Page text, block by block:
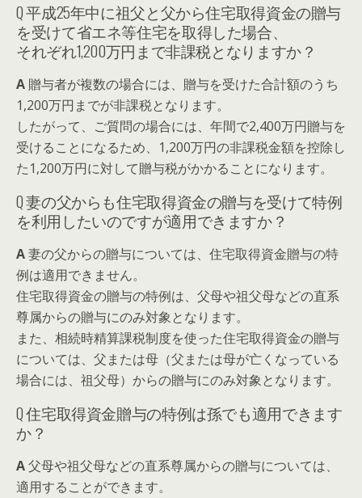
Q平成25年中に祖父と父から住宅取得資金の贈与
を受けて省エネ等住宅を取得した場合、
それぞれ1,200万円まで非課税となりますか？
A 贈与者が複数の場合には、贈与を受けた合計額のうち
1,200万円までが非課税となります。
したがって、ご質問の場合には、年間で2,400万円贈与を
受けることになるため、1,200万円の非課税金額を控除し
た1,200万円に対して贈与税がかかることになります。
Q妻の父からも住宅取得資金の贈与を受けて特例
を利用したいのですが適用できますか？
A妻の父からの贈与については、住宅取得資金贈与の特
例は適用できません。
住宅取得資金の贈与の特例は、父母や祖父母などの直系
尊属からの贈与にのみ対象となります。
また、相続時精算課税制度を使った住宅取得資金の贈与
については、父または母（父または母が亡くなっている
場合には、祖父母）からの贈与にのみ対象となります。
Q住宅取得資金贈与の特例は孫でも適用できます
か？
A父母や祖父母などの直系尊属からの贈与については、
適用することができます。